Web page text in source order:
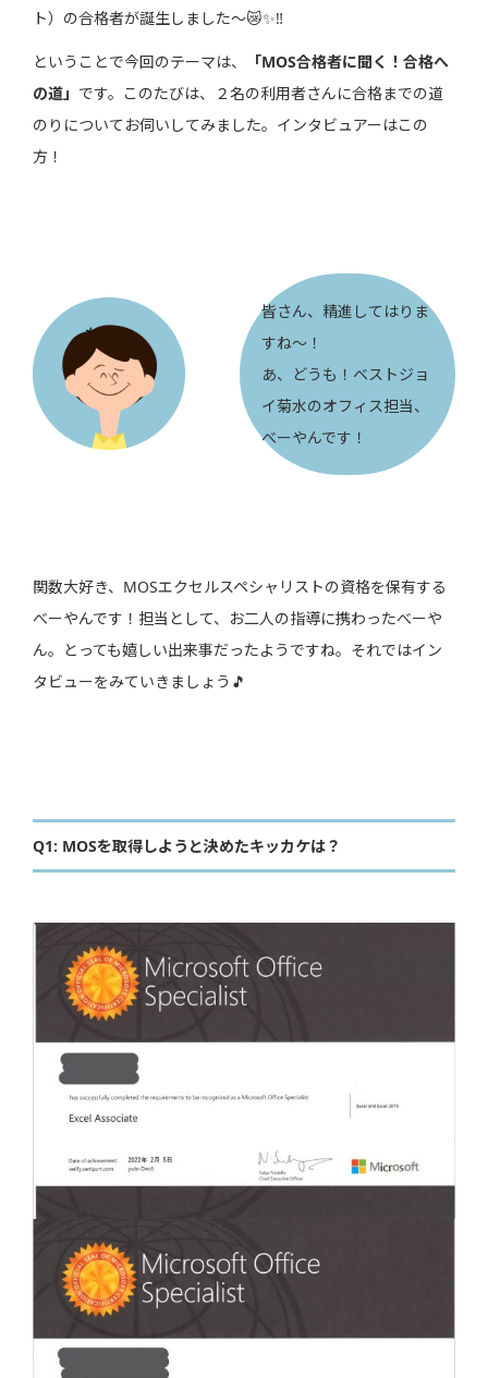
ト）の合格者が誕生しました～😿✨‼
ということで今回のテーマは、
「MOS合格者に聞く！合格へ
の道」 です。このたびは、２名の利用者さんに合格までの道
のりについてお伺いしてみました。インタビュアーはこの
方！
皆さん、精進してはりま
すね～！
あ、どうも！ベストジョ
イ菊水のオフィス担当、
べーやんです！
関数大好き、MOSエクセルスペシャリストの資格を保有する
べーやんです！担当として、お二人の指導に携わったべーや
ん。とっても嬉しい出来事だったようですね。それではイン
タビューをみていきましょう🎵
Q1: MOSを取得しようと決めたキッカケは？